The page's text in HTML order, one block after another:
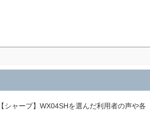
ャープ】WX04SHを選んだ利用者の声や各